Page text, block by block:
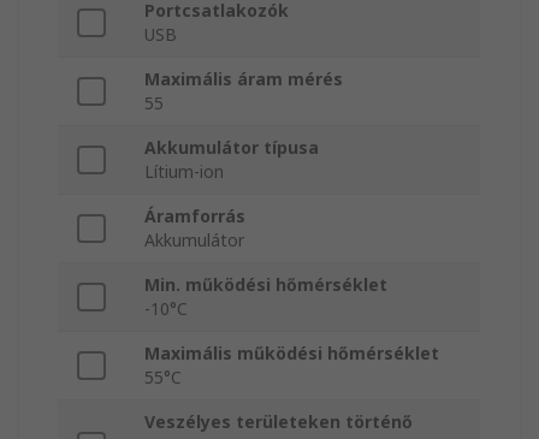
Portcsatlakozók
USB
Maximális áram mérés
55
Akkumulátor típusa
Lítium-ion
Áramforrás
Akkumulátor
Min. működési hőmérséklet
-10°C
Maximális működési hőmérséklet
55°C
Veszélyes területeken történő